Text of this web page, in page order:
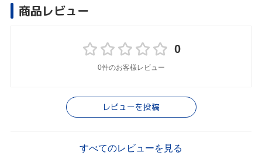
商品レビュー
0
0件のお客様レビュー
レビューを投稿
すべてのレビューを見る